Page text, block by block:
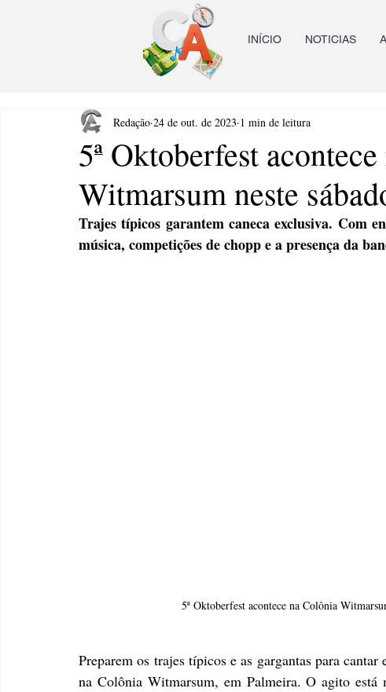
INÍCIO NOTICIAS
5ª Oktoberfest
Witmarsum neste
Redação 24 de out. de 2023 1 min de leitura
Trajes típicos garantem caneca exclusiva. Com
música, competições de chopp e a presença da
5ª Oktoberfest acontece na Colônia
Preparem os trajes típicos e as gargantas para
na Colônia Witmarsum, em Palmeira. O agito